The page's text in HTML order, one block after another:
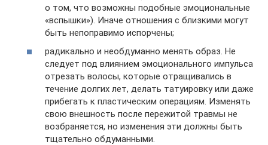
о том, что возможны подобные эмоциональные
«вспышки»). Иначе отношения с близкими могут
быть непоправимо испорчены;
радикально и необдуманно менять образ. Не
следует под влиянием эмоционального импульса
отрезать волосы, которые отращивались в
течение долгих лет, делать татуировку или даже
прибегать к пластическим операциям. Изменять
свою внешность после пережитой травмы не
возбраняется, но изменения эти должны быть
тщательно обдуманными.